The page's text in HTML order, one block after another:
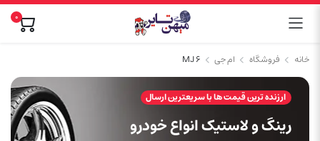
0
خانه فروشگاه ام جی MJ 6
ارزنده ترین قیمت ها با سریعترین ارسال
رینگ و لاستیک انواع خودرو